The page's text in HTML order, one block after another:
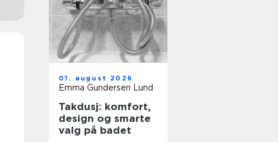
01. august 2026
Emma Gundersen Lund
Takdusj: komfort,
design og smarte
valg på badet